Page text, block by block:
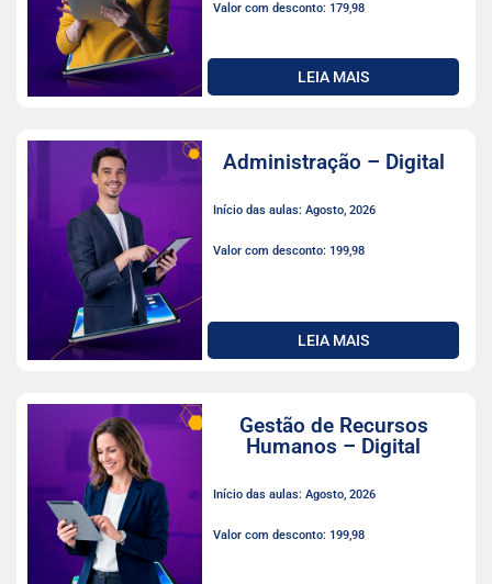
Valor com desconto: 179,98
LEIA MAIS
Administração – Digital
Início das aulas: Agosto, 2026
Valor com desconto: 199,98
LEIA MAIS
Gestão de Recursos
Humanos – Digital
Início das aulas: Agosto, 2026
Valor com desconto: 199,98